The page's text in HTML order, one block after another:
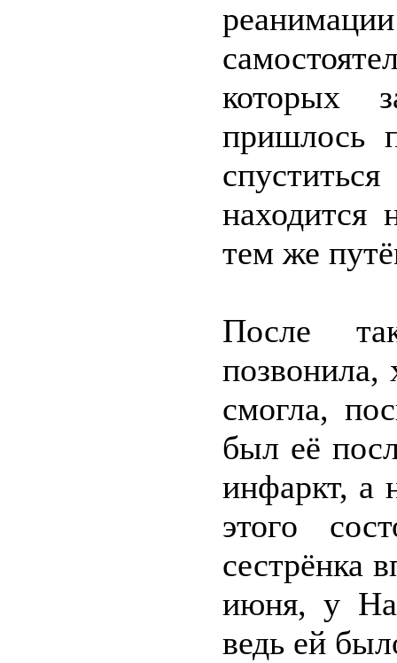
которых
пришлось
находится
тем же
После
позвонила,
смогла,
был её
инфаркт, а
этого
сестрёнка
июня, у
ведь ей